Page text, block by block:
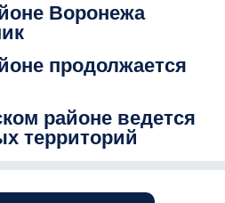
Воронежа
продолжается
районе ведется
территорий